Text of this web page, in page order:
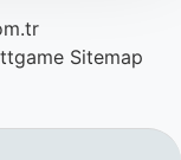
Sitemap